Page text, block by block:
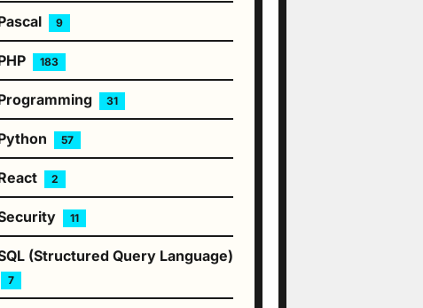
9
183
31
57
2
11
(Structured Query Language)
7